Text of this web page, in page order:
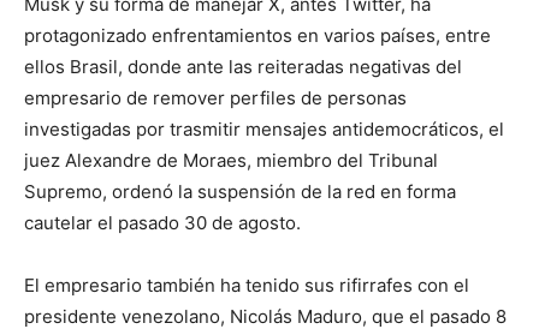
protagonizado enfrentamientos en varios países, entre
ellos Brasil, donde ante las reiteradas negativas del
empresario de remover perfiles de personas
investigadas por trasmitir mensajes antidemocráticos, el
juez Alexandre de Moraes, miembro del Tribunal
Supremo, ordenó la suspensión de la red en forma
cautelar el pasado 30 de agosto.
El empresario también ha tenido sus rifirrafes con el
presidente venezolano, Nicolás Maduro, que el pasado 8